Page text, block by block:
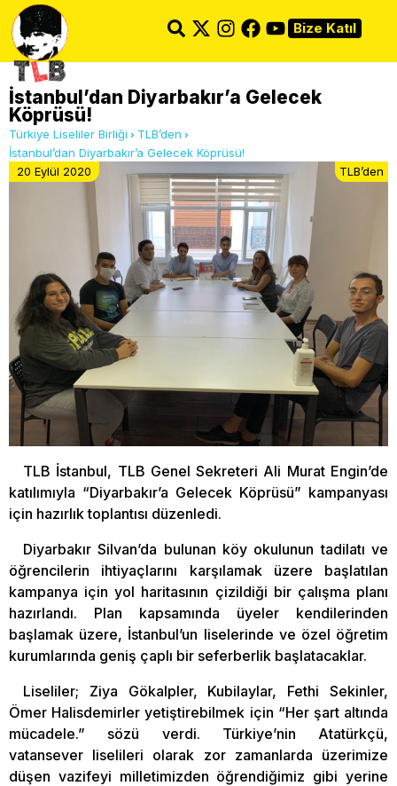
Bize Katıl
İstanbul’dan Diyarbakır’a Gelecek
Köprüsü!
Türkiye Liseliler Birliği
TLB’den
İstanbul’dan Diyarbakır’a Gelecek Köprüsü!
20 Eylül 2020
TLB’den
TLB İstanbul, TLB Genel Sekreteri Ali Murat Engin’de
katılımıyla “Diyarbakır’a Gelecek Köprüsü” kampanyası
için hazırlık toplantısı düzenledi.
Diyarbakır Silvan’da bulunan köy okulunun tadilatı ve
öğrencilerin ihtiyaçlarını karşılamak üzere başlatılan
kampanya için yol haritasının çizildiği bir çalışma planı
hazırlandı. Plan kapsamında üyeler kendilerinden
başlamak üzere, İstanbul’un liselerinde ve özel öğretim
kurumlarında geniş çaplı bir seferberlik başlatacaklar.
Liseliler; Ziya Gökalpler, Kubilaylar, Fethi Sekinler,
Ömer Halisdemirler yetiştirebilmek için “Her şart altında
mücadele.” sözü verdi. Türkiye’nin Atatürkçü,
vatansever liselileri olarak zor zamanlarda üzerimize
düşen vazifeyi milletimizden öğrendiğimiz gibi yerine